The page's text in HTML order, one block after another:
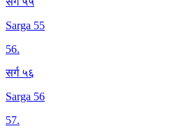
Sarga 55
56.
सर्ग ५६
Sarga 56
57.